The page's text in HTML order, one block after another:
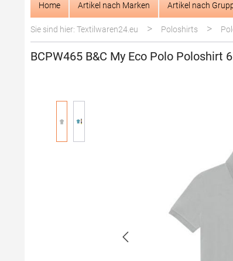
Home Artikel nach Marken Artikel nach
Sie sind hier: Textilwaren24.eu > Poloshirts >
BCPW465 B&C My Eco Polo Poloshirt